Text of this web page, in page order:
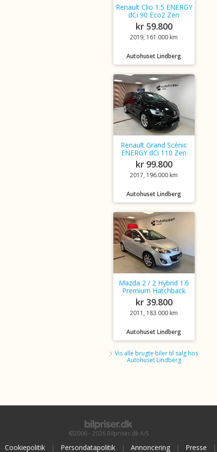
Renault Clio 1.5 ENERGY
dCi 90 Eco2 Zen
kr 59.800
2019, 161.000 km
Autohuset Lindberg
Renault Grand Scénic
ENERGY dCi 110 Zen
kr 99.800
2017, 196.000 km
Autohuset Lindberg
Mazda 2 / 2 Hybrid 1.6
Premium Hatchback
kr 39.800
2011, 183.000 km
Autohuset Lindberg
Vis alle brugte biler til salg hos
Autohuset Lindberg
©2006 - 2026 Bilpriser.dk A/S
Cookiepolitik | Persondatapolitik | Annoncering | Presse |